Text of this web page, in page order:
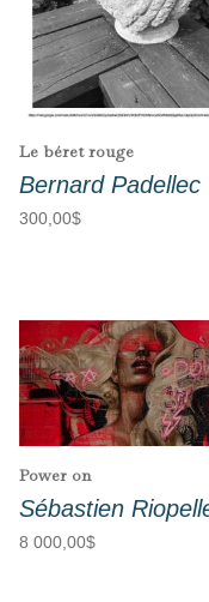
Le béret rouge
Bernard Padellec
300,00$
Power on
Sébastien
8 000,00$